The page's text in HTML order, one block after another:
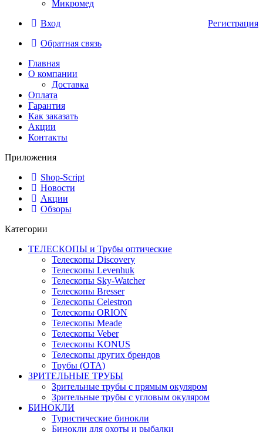
Микромед
Регистрация
Вход
Обратная связь
Главная
О компании
Доставка
Оплата
Гарантия
Как заказать
Акции
Контакты
Приложения
Shop-Script
Новости
Акции
Обзоры
Категории
ТЕЛЕСКОПЫ и Трубы оптические
Телескопы Discovery
Телескопы Levenhuk
Телескопы Sky-Watcher
Телескопы Bresser
Телескопы Celestron
Телескопы ORION
Телескопы Meade
Телескопы Veber
Телескопы KONUS
Телескопы других брендов
Трубы (ОТА)
ЗРИТЕЛЬНЫЕ ТРУБЫ
Зрительные трубы с прямым окуляром
Зрительные трубы с угловым окуляром
БИНОКЛИ
Туристические бинокли
Бинокли для охоты и рыбалки